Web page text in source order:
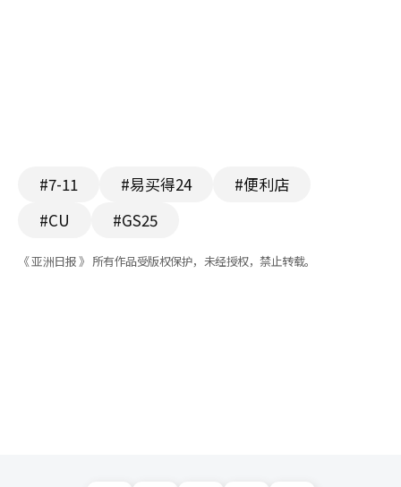
#7-11 #易买得24
#便利店
#CU
#GS25
《 亚洲日报 》 所有作品受版权保护，未经授权，禁止转载。